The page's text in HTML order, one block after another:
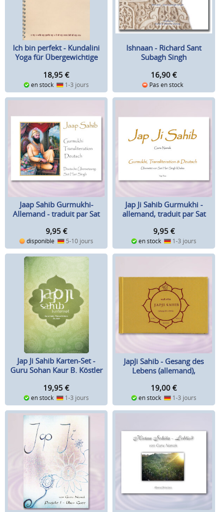
Ich bin perfekt - Kundalini
Yoga für Übergewichtige
18,95 €
en stock 1-3 jours
Ishnaan - Richard Sant
Subagh Singh
16,90 €
Pas en stock
Jaap Sahib Gurmukhi-
Allemand - traduit par Sat
9,95 €
disponible 5-10 jours
Jap Ji Sahib Gurmukhi -
allemand, traduit par Sat
9,95 €
en stock 1-3 jours
Jap Ji Sahib Karten-Set -
Guru Sohan Kaur B. Köstler
19,95 €
en stock 1-3 jours
JapJi Sahib - Gesang des
Lebens (allemand),
19,00 €
en stock 1-3 jours